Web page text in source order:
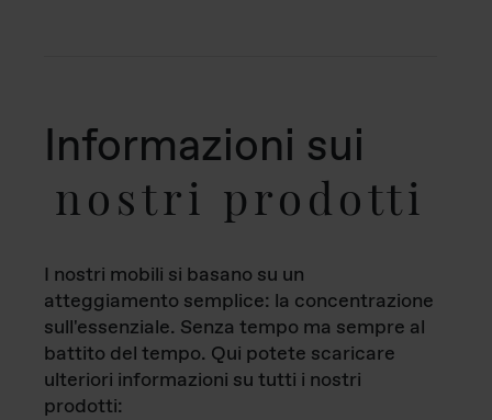
Informazioni sui
nostri prodotti
I nostri mobili si basano su un
atteggiamento semplice: la concentrazione
sull'essenziale. Senza tempo ma sempre al
battito del tempo. Qui potete scaricare
ulteriori informazioni su tutti i nostri
prodotti: